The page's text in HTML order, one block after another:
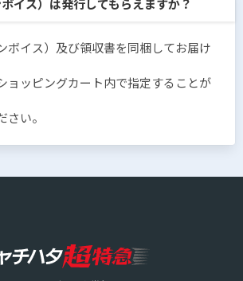
イス）は発行してもらえますか？
ボイス）及び領収書を同梱してお届け
ョッピングカート内で指定することが
さい。